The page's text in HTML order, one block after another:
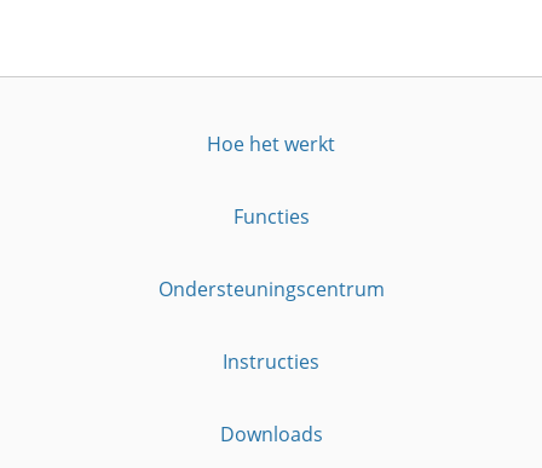
Hoe het werkt
Functies
Ondersteuningscentrum
Instructies
Downloads